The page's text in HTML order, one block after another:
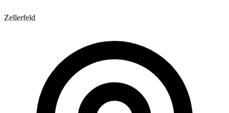
Zellerfeld